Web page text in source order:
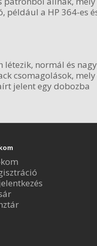
a HP 364-es
normál és nagy
csomagolások, mely
jelent egy dobozba